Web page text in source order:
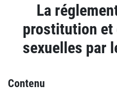
La
prostitution et
sexuelles par
Contenu